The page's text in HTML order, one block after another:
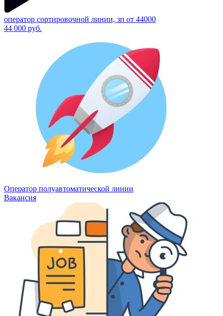
оператор сортировочной линии, зп от 44000
44 000 руб.
Оператор полуавтоматической линии
Вакансия